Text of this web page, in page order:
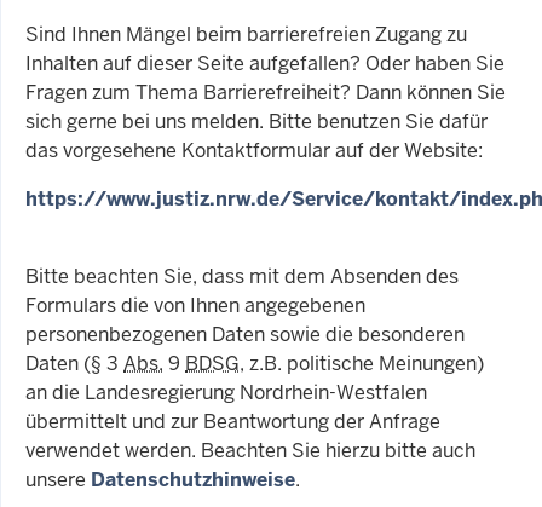
Sind Ihnen Mängel beim barrierefreien Zugang zu
Inhalten auf dieser Seite aufgefallen? Oder haben Sie
Fragen zum Thema Barrierefreiheit? Dann können Sie
sich gerne bei uns melden. Bitte benutzen Sie dafür
das vorgesehene Kontaktformular auf der Website:
https://www.justiz.nrw.de/Service/kontakt/
Bitte beachten Sie, dass mit dem Absenden des
Formulars die von Ihnen angegebenen
personenbezogenen Daten sowie die besonderen
Daten (§ 3 Abs. 9 BDSG, z.B. politische Meinungen)
an die Landesregierung Nordrhein-Westfalen
übermittelt und zur Beantwortung der Anfrage
verwendet werden. Beachten Sie hierzu bitte auch
unsere Datenschutzhinweise.